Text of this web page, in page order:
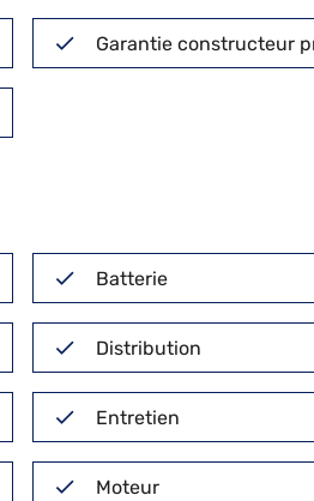
Garantie constructeur
Batterie
Distribution
Entretien
Moteur